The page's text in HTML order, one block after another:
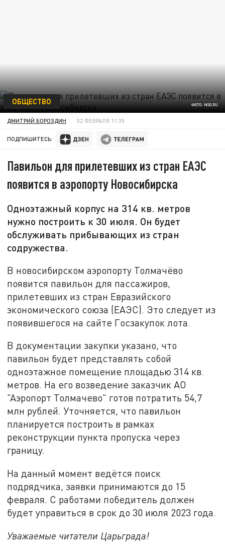
ФОТО: NSO.RU
ОБЩЕСТВО
ДМИТРИЙ БОРОЗДИН 02 ФЕВРАЛЯ 11:35
ПОДПИШИТЕСЬ:
Павильон для прилетевших из стран ЕАЭС
появится в аэропорту Новосибирска
Одноэтажный корпус на 314 кв. метров
нужно построить к 30 июля. Он будет
обслуживать прибывающих из стран
содружества.
В новосибирском аэропорту Толмачёво
появится павильон для пассажиров,
прилетевших из стран Евразийского
экономического союза (ЕАЭС). Это следует из
появившегося на сайте Госзакупок лота.
В документации закупки указано, что
павильон будет представлять собой
одноэтажное помещение площадью 314 кв.
метров. На его возведение заказчик АО
"Аэропорт Толмачево" готов потратить 54,7
млн рублей. Уточняется, что павильон
планируется построить в рамках
реконструкции пункта пропуска через
границу.
На данный момент ведётся поиск
подрядчика, заявки принимаются до 15
февраля. С работами победитель должен
будет управиться в срок до 30 июля 2023 года.
Уважаемые читатели Царьграда!